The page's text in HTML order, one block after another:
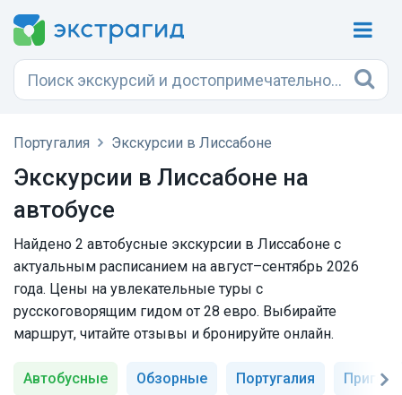
Португалия Экскурсии в Лиссабоне
Экскурсии в Лиссабоне на
автобусе
Найдено 2 автобусные экскурсии в Лиссабоне с
актуальным расписанием на август–сентябрь 2026
года. Цены на увлекательные туры с
русскоговорящим гидом от 28 евро. Выбирайте
маршрут, читайте отзывы и бронируйте онлайн.
Автобусные Обзорные Португалия